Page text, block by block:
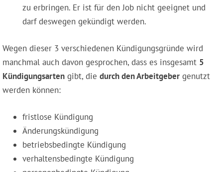
zu erbringen. Er ist für den Job nicht geeignet und
darf deswegen gekündigt werden.
Wegen dieser 3 verschiedenen Kündigungsgründe wird
manchmal auch davon gesprochen, dass es insgesamt 5
Kündigungsarten gibt, die durch den Arbeitgeber genutzt
werden können:
fristlose Kündigung
Änderungskündigung
betriebsbedingte Kündigung
verhaltensbedingte Kündigung